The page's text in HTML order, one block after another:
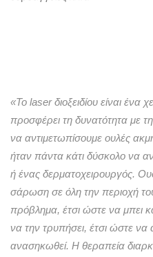
«Το laser διοξειδίου είναι ένα
προσφέρει τη δυνατότητα με
να αντιμετωπίσουμε ουλές
ήταν πάντα κάτι δύσκολο να
ή ένας δερματοχειρουργός.
σάρωση σε όλη την περιοχή
πρόβλημα, έτσι ώστε να μπει
να την τρυπήσει, έτσι ώστε
ανασηκωθεί. Η θεραπεία